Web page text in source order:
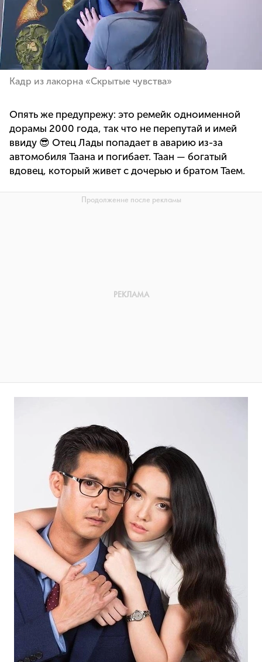
Кадр из лакорна «Скрытые чувства»
Опять же предупрежу: это ремейк одноименной
дорамы 2000 года, так что не перепутай и имей
ввиду 😎 Отец Лады попадает в аварию из-за
автомобиля Таана и погибает. Таан — богатый
вдовец, который живет с дочерью и братом Таем.